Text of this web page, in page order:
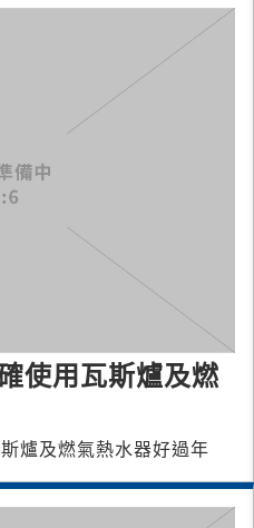
使用瓦斯爐及燃
爐及燃氣熱水器好過年